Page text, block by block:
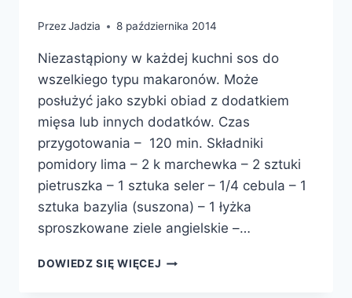
PrzezJadzia 8 października 2014
Niezastąpiony w każdej kuchni sos do
wszelkiego typu makaronów. Może
posłużyć jako szybki obiad z dodatkiem
mięsa lub innych dodatków. Czas
przygotowania – 120 min. Składniki
pomidory lima – 2 k marchewka – 2 sztuki
pietruszka – 1 sztuka seler – 1/4 cebula – 1
sztuka bazylia (suszona) – 1 łyżka
sproszkowane ziele angielskie –…
DOWIEDZ SIĘ WIĘCEJ SOS